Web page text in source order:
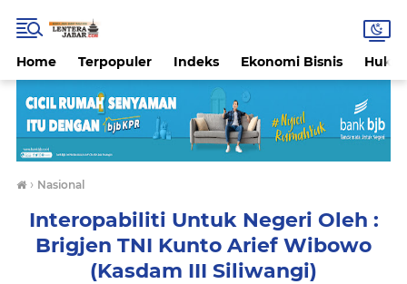
Home Terpopuler Indeks Ekonomi Bisnis
› Nasional
Interopabiliti Untuk Negeri Oleh :
Brigjen TNI Kunto Arief Wibowo
(Kasdam III Siliwangi)